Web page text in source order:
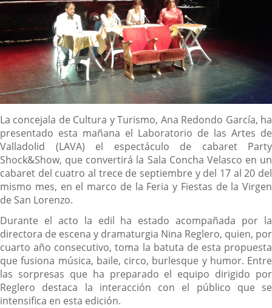
Descripción
La concejala de Cultura y Turismo, Ana Redondo García, ha
presentado esta mañana el Laboratorio de las Artes de
Valladolid (LAVA) el espectáculo de cabaret Party
Shock&Show, que convertirá la Sala Concha Velasco en un
cabaret del cuatro al trece de septiembre y del 17 al 20 del
mismo mes, en el marco de la Feria y Fiestas de la Virgen
de San Lorenzo.
Durante el acto la edil ha estado acompañada por la
directora de escena y dramaturgia Nina Reglero, quien, por
cuarto año consecutivo, toma la batuta de esta propuesta
que fusiona música, baile, circo, burlesque y humor. Entre
las sorpresas que ha preparado el equipo dirigido por
Reglero destaca la interacción con el público que se
intensifica en esta edición.